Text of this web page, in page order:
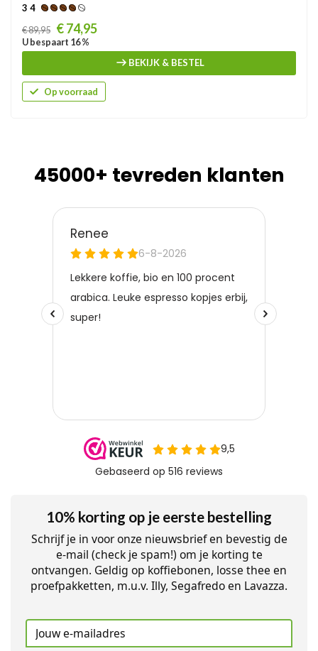
3 4
Prijs
€ 89,95 € 74,95
U bespaart 16 %
BEKIJK & BESTEL
Op voorraad
45000+ tevreden klanten
10% korting op je eerste bestelling
Schrijf je in voor onze nieuwsbrief en bevestig de
e-mail (check je spam!) om je korting te
ontvangen. Geldig op koffiebonen, losse thee en
proefpakketten, m.u.v. Illy, Segafredo en Lavazza.